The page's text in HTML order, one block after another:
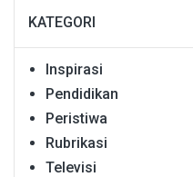
KATEGORI
Inspirasi
Pendidikan
Peristiwa
Rubrikasi
Televisi